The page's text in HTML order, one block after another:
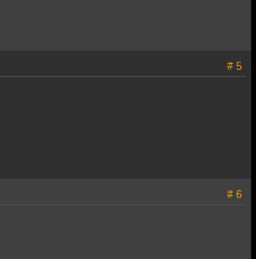
# 5
# 6